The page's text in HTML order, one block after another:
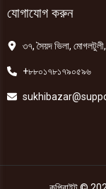
যোগাযোগ করুন
৩৭, সৈয়দ ভিলা,
+৮৮০১৭৮১৭৯০৫৯৬